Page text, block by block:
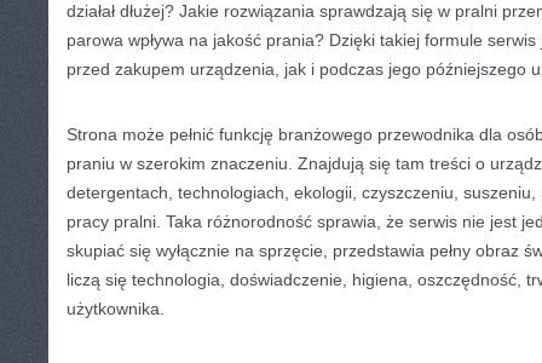
działał dłużej? Jakie rozwiązania sprawdzają się w pralni
parowa wpływa na jakość prania? Dzięki takiej formule
przed zakupem urządzenia, jak i podczas jego późniejszego
Strona może pełnić funkcję branżowego przewodnika dla
praniu w szerokim znaczeniu. Znajdują się tam treści o
detergentach, technologiach, ekologii, czyszczeniu,
pracy pralni. Taka różnorodność sprawia, że serwis nie jest
skupiać się wyłącznie na sprzęcie, przedstawia pełny obraz
liczą się technologia, doświadczenie, higiena, oszczędność,
użytkownika.